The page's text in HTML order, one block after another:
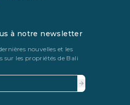
à notre newsletter
nouvelles et les
sur les propriétés de Bali